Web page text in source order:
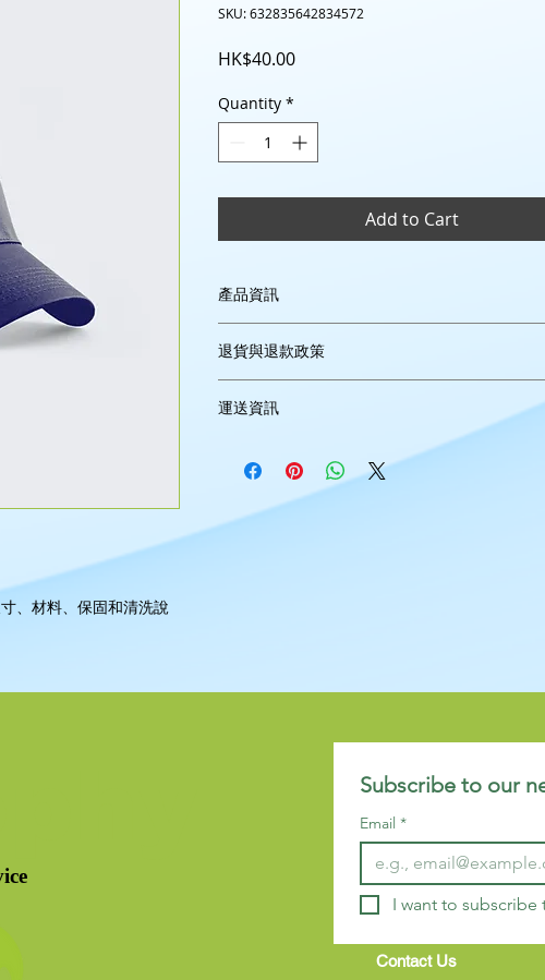
、材料、保固和清洗說
SKU: 632835642834572
HK$40.00Price
Quantity *
Add to Cart
產品資訊
寸、材料、保固和清洗說明。另外，您也可在此
品的獨特之處，以及可給客戶帶來的好處。買家
能在購買之前清楚了解產品。所以請盡量提供資
退貨與退款政策
這是退貨與退款政策，適合向客戶解釋如何處理
產品。撰寫政策時，請盡量開門見山，以便建立
運送資訊
這是個運送政策，適合加入與運送方法、包裝和
的資訊。撰寫政策時，請盡量開門見山，以便建
讓顧客有信心購買您的產品。
Subscribe to our
Email *
I want to
Contact Us